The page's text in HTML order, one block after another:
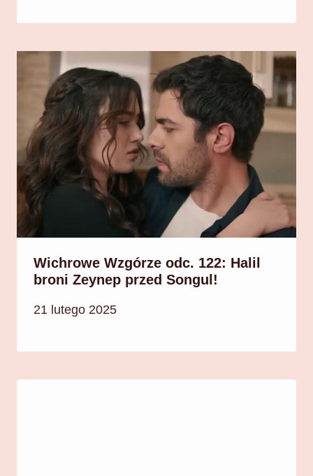
Wichrowe Wzgórze odc. 122: Halil
broni Zeynep przed Songul!
21 lutego 2025